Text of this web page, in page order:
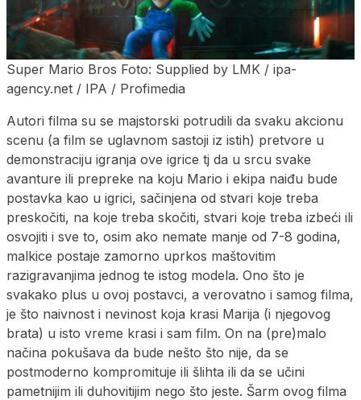
Super Mario Bros Foto: Supplied by LMK / ipa-
agency.net / IPA / Profimedia
Autori filma su se majstorski potrudili da svaku akcionu
scenu (a film se uglavnom sastoji iz istih) pretvore u
demonstraciju igranja ove igrice tj da u srcu svake
avanture ili prepreke na koju Mario i ekipa naiđu bude
postavka kao u igrici, sačinjena od stvari koje treba
preskočiti, na koje treba skočiti, stvari koje treba izbeći ili
osvojiti i sve to, osim ako nemate manje od 7-8 godina,
malkice postaje zamorno uprkos maštovitim
razigravanjima jednog te istog modela. Ono što je
svakako plus u ovoj postavci, a verovatno i samog filma,
je što naivnost i nevinost koja krasi Marija (i njegovog
brata) u isto vreme krasi i sam film. On na (pre)malo
načina pokušava da bude nešto što nije, da se
postmoderno kompromituje ili šlihta ili da se učini
pametnijim ili duhovitijim nego što jeste. Šarm ovog filma